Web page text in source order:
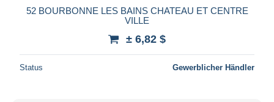
52 BOURBONNE LES BAINS CHATEAU ET CENTRE
VILLE
± 6,82 $
Status Gewerblicher Händler